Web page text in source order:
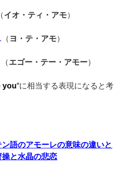
（イオ・ティ・アモ）
. （ ヨ・テ・アモ）
（エゴー・テー・ アモー）
you“に相当する表現になると考
語のアモーレの意味の違いと
と水晶の悲恋